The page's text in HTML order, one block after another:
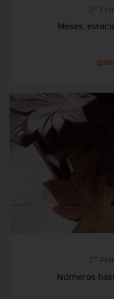
2º
Meses,
2º
Números